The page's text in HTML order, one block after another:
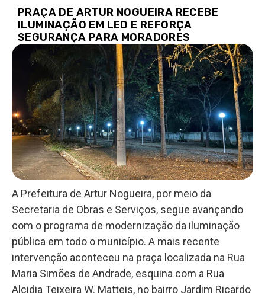
PRAÇA DE ARTUR NOGUEIRA RECEBE
ILUMINAÇÃO EM LED E REFORÇA
SEGURANÇA PARA MORADORES
A Prefeitura de Artur Nogueira, por meio da
Secretaria de Obras e Serviços, segue avançando
com o programa de modernização da iluminação
pública em todo o município. A mais recente
intervenção aconteceu na praça localizada na Rua
Maria Simões de Andrade, esquina com a Rua
Alcidia Teixeira W. Matteis, no bairro Jardim Ricardo